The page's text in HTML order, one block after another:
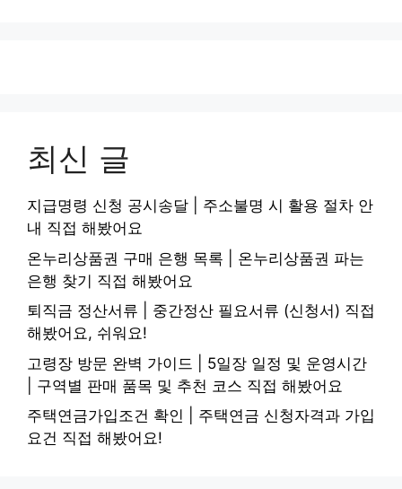
최신 글
지급명령 신청 공시송달 | 주소불명 시 활용 절차 안
내 직접 해봤어요
온누리상품권 구매 은행 목록 | 온누리상품권 파는
은행 찾기 직접 해봤어요
퇴직금 정산서류 | 중간정산 필요서류 (신청서) 직접
해봤어요, 쉬워요!
고령장 방문 완벽 가이드 | 5일장 일정 및 운영시간
| 구역별 판매 품목 및 추천 코스 직접 해봤어요
주택연금가입조건 확인 | 주택연금 신청자격과 가입
요건 직접 해봤어요!